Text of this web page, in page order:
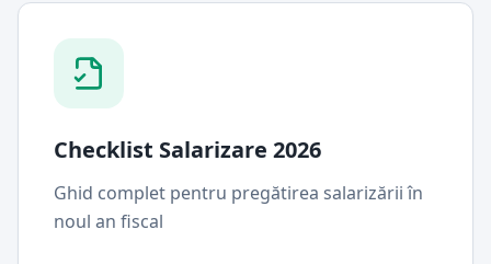
Checklist Salarizare 2026
Ghid complet pentru pregătirea salarizării în
noul an fiscal